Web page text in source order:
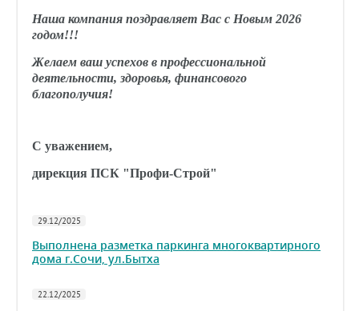
Наша компания поздравляет Вас с Новым 2026
годом!!!
Желаем ваш успехов в профессиональной
деятельности, здоровья, финансового
благополучия!
С уважением,
дирекция ПСК "Профи-Строй"
29.12/2025
Выполнена разметка паркинга многоквартирного
дома г.Сочи, ул.Бытха
22.12/2025